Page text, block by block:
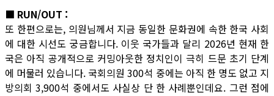
■ RUN/OUT :
또 한편으로는, 의원님께서 지금 동일한 문화권에 속한 한국 사회
에 대한 시선도 궁금합니다. 이웃 국가들과 달리 2026년 현재 한
국은 아직 공개적으로 커밍아웃한 정치인이 극히 드문 초기 단계
에 머물러 있습니다. 국회의원 300석 중에는 아직 한 명도 없고 지
방의회 3,900석 중에서도 사실상 단 한 사례뿐인데요. 그런 점에